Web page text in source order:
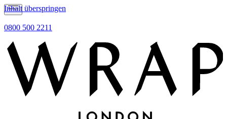
Inhalt überspringen
0800 500 2211